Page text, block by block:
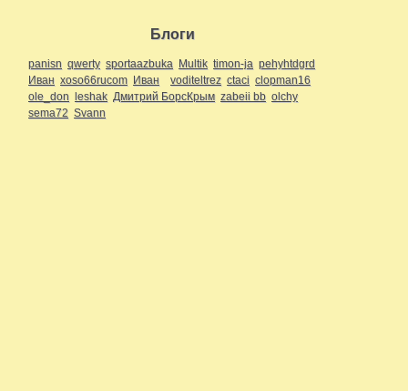
Блоги
panisn qwerty sportaazbuka Multik timon-ja pehyhtdgrd
Иван xoso66rucom Иван voditeltrez ctaci clopman16
ole_don leshak Дмитрий БорсКрым zabeii bb olchy
sema72 Svann